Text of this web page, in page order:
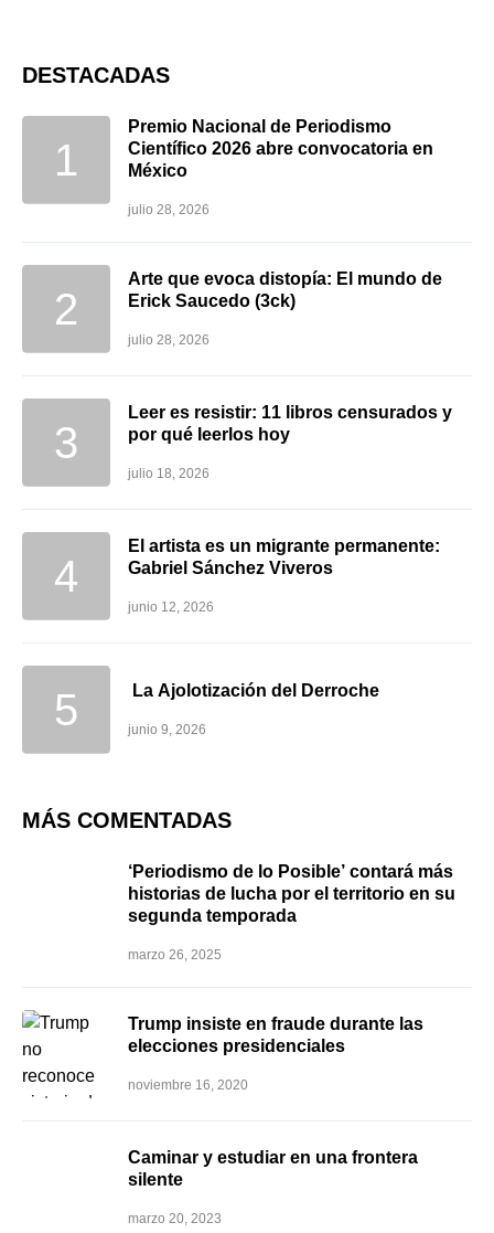
DESTACADAS
Premio Nacional de Periodismo
Científico 2026 abre convocatoria en
México
julio 28, 2026
Arte que evoca distopía: El mundo de
Erick Saucedo (3ck)
julio 28, 2026
Leer es resistir: 11 libros censurados y
por qué leerlos hoy
julio 18, 2026
El artista es un migrante permanente:
Gabriel Sánchez Viveros
junio 12, 2026
La Ajolotización del Derroche
junio 9, 2026
MÁS COMENTADAS
‘Periodismo de lo Posible’ contará más
historias de lucha por el territorio en su
segunda temporada
marzo 26, 2025
Trump insiste en fraude durante las
elecciones presidenciales
noviembre 16, 2020
Caminar y estudiar en una frontera
silente
marzo 20, 2023